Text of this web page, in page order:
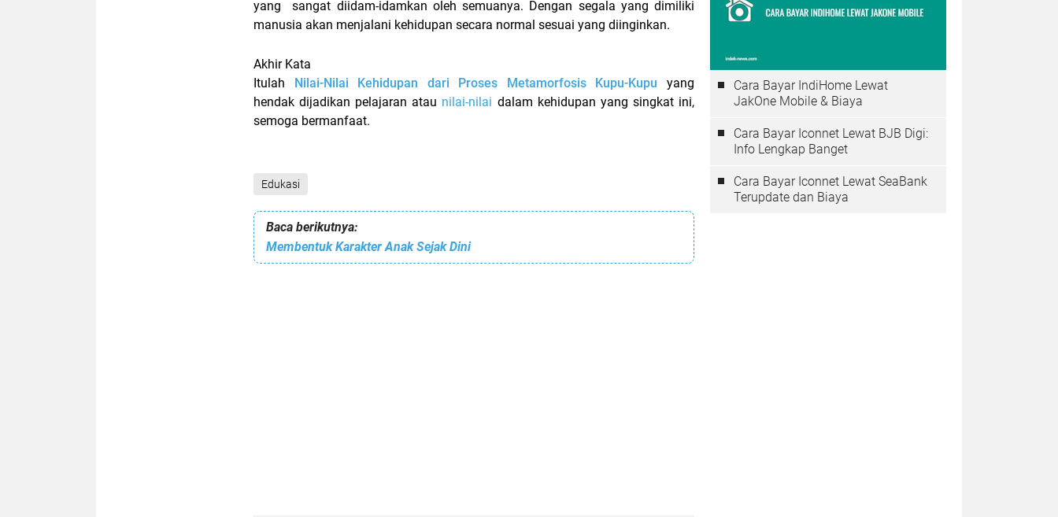
yang sangat diidam-idamkan oleh semuanya. Dengan segala yang dimiliki
manusia akan menjalani kehidupan secara normal sesuai yang diinginkan.
Akhir Kata
Itulah Nilai-Nilai Kehidupan dari Proses Metamorfosis Kupu-Kupu yang
hendak dijadikan pelajaran atau nilai-nilai dalam kehidupan yang singkat ini,
semoga bermanfaat.
Edukasi
Baca berikutnya:
Membentuk Karakter Anak Sejak Dini
Cara Bayar IndiHome Lewat
JakOne Mobile & Biaya
Cara Bayar Iconnet Lewat BJB Digi:
Info Lengkap Banget
Cara Bayar Iconnet Lewat SeaBank
Terupdate dan Biaya